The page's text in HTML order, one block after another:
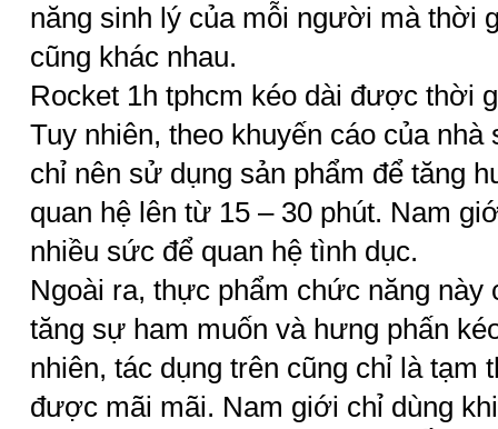
năng sinh lý của mỗi người mà thời
cũng khác nhau.
Rocket 1h tphcm kéo dài được thời
Tuy nhiên, theo khuyến cáo của
chỉ nên sử dụng sản phẩm để tăng
quan hệ lên từ 15 – 30 phút. Nam
nhiều sức để quan hệ tình dục.
Ngoài ra, thực phẩm chức năng này
tăng sự ham muốn và hưng phấn
nhiên, tác dụng trên cũng chỉ là tạm
được mãi mãi. Nam giới chỉ dùng